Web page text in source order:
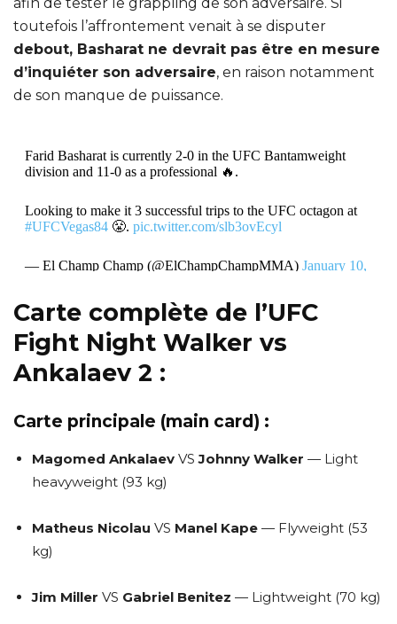
toutefois l’affrontement venait à se disputer
debout, Basharat ne devrait pas être en mesure
d’inquiéter son adversaire, en raison notamment
de son manque de puissance.
Farid Basharat is currently 2-0 in the UFC Bantamweight
division and 11-0 as a professional 🔥.
Looking to make it 3 successful trips to the UFC octagon at
#UFCVegas84😤. pic.twitter.com/slb3ovEcyl
— El Champ Champ (@ElChampChampMMA) January 10,
Carte complète de l’UFC
Fight Night Walker vs
Ankalaev 2 :
Carte principale (main card) :
Magomed Ankalaev VSJohnny Walker — Light
heavyweight (93 kg)
Matheus Nicolau VS Manel Kape — Flyweight (53
kg)
Jim Miller VS Gabriel Benitez — Lightweight (70 kg)